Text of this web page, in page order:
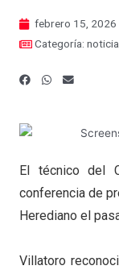
febrero 15, 2026
Categoría:
El técnico del
conferencia de
Herediano el
Villatoro